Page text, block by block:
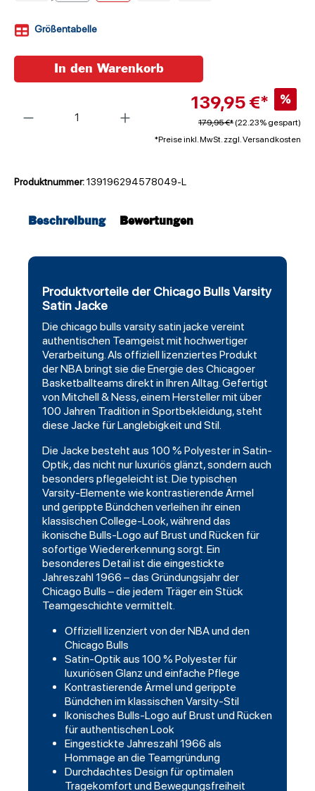
Größentabelle
139,95 €* %
179,95 €* (22.23% gespart)
*Preise inkl. MwSt. zzgl. Versandkosten
In den Warenkorb
Produktnummer:139196294578049-L
Beschreibung Bewertungen
Produktvorteile der Chicago Bulls Varsity
Satin Jacke
Die chicago bulls varsitysatinjacke vereint
authentischen Teamgeist mit hochwertiger
Verarbeitung. Als offiziell lizenziertes Produkt
der NBA bringt sie die Energie des Chicagoer
Basketballteams direkt in Ihren Alltag. Gefertigt
von Mitchell & Ness, einem Hersteller mit über
100 Jahren Tradition in Sportbekleidung, steht
diese Jacke für Langlebigkeit und Stil.
Die Jacke besteht aus 100 % Polyester in Satin-
Optik, das nicht nur luxuriös glänzt, sondern auch
besonders pflegeleicht ist. Die typischen
Varsity-Elemente wie kontrastierende Ärmel
und gerippte Bündchen verleihen ihr einen
klassischen College-Look, während das
ikonische Bulls-Logo auf Brust und Rücken für
sofortige Wiedererkennung sorgt. Ein
besonderes Detail ist die eingestickte
Jahreszahl 1966 – das Gründungsjahr der
Chicago Bulls – die jedem Träger ein Stück
Teamgeschichte vermittelt.
Offiziell lizenziert von der NBA und den
Chicago Bulls
Satin-Optik aus 100 % Polyester für
luxuriösen Glanz und einfache Pflege
Kontrastierende Ärmel und gerippte
Bündchen im klassischen Varsity-Stil
Ikonisches Bulls-Logo auf Brust und Rücken
für authentischen Look
Eingestickte Jahreszahl 1966 als
Hommage an die Teamgründung
Durchdachtes Design für optimalen
Tragekomfort und Bewegungsfreiheit